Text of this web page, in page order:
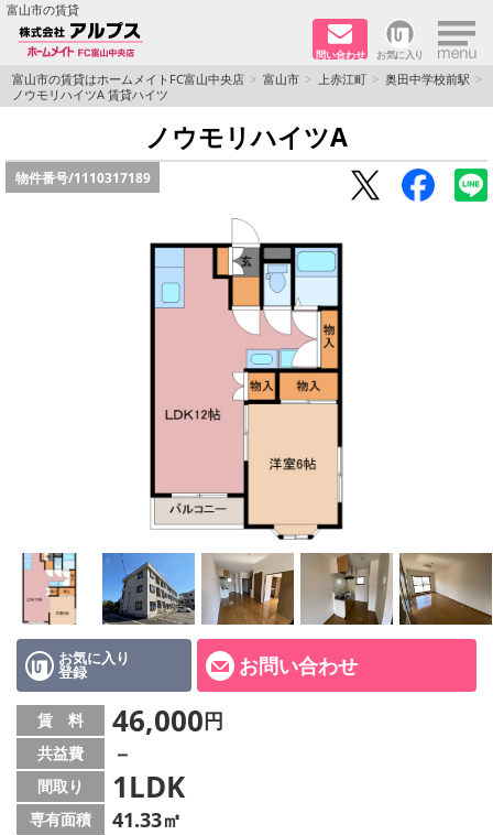
富山市の賃貸
問い合わせ お気に入り ×
TOPページ
ペット同居はご相談ください
路線·駅から探す
富山市の賃貸はホームメイトFC富山中央店 富山市 上赤江町
奥田中学校前駅
ノウモリハイツA 賃貸ハイツ
ノウモリハイツA
物件番号/1110317189
お気に入り
登録 お問い合わせ
賃 料 46,000円
共益費 －
間取り 1LDK
専有面積 41.33㎡